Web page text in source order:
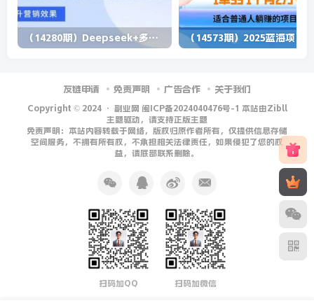
（14280期）Deepseek+多维表格，银行营销新利器，深度解析应用策略，提升营销效果
友链申请 免责声明 广告合作 关于我们
Copyright © 2024 · 副业网 闽ICP备2024040476号-1 本站由Zibll
主题驱动，请支持正版主题
免责声明：本站内容转载于网络，版权归原作者所有，仅提供信息存储
空间服务，不拥有所有权，不承担相关法律责任，如果侵犯了您的权
益，请底部联系删除。
扫码加QQ 扫码加微信